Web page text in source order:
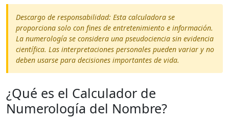
Descargo de responsabilidad: Esta calculadora se
proporciona solo con fines de entretenimiento e información.
La numerología se considera una pseudociencia sin evidencia
científica. Las interpretaciones personales pueden variar y no
deben usarse para decisiones importantes de vida.
¿Qué es el Calculador de
Numerología del Nombre?